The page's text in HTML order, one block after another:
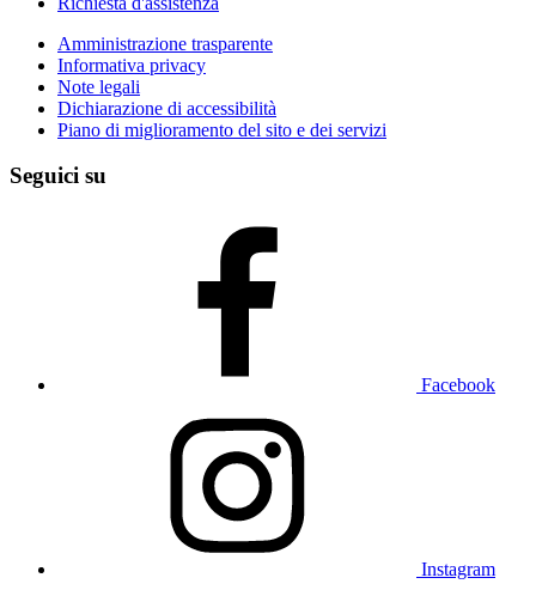
Amministrazione trasparente
Informativa privacy
Note legali
Dichiarazione di accessibilità
Piano di miglioramento del sito e dei servizi
Seguici su
Facebook
Instagram